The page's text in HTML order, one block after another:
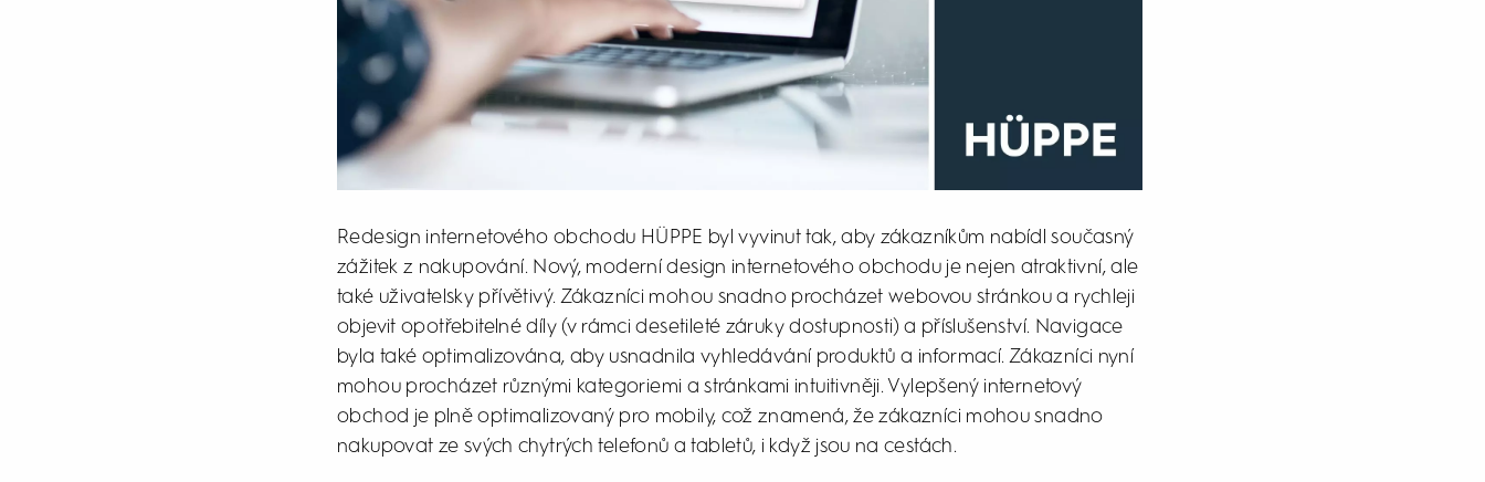
Redesign internetového obchodu HÜPPE byl vyvinut tak, aby zákazníkům nabídl současný
zážitek z nakupování. Nový, moderní design internetového obchodu je nejen atraktivní, ale
také uživatelsky přívětivý. Zákazníci mohou snadno procházet webovou stránkou a rychleji
objevit opotřebitelné díly (v rámci desetileté záruky dostupnosti) a příslušenství. Navigace
byla také optimalizována, aby usnadnila vyhledávání produktů a informací. Zákazníci nyní
mohou procházet různými kategoriemi a stránkami intuitivněji. Vylepšený internetový
obchod je plně optimalizovaný pro mobily, což znamená, že zákazníci mohou snadno
nakupovat ze svých chytrých telefonů a tabletů, i když jsou na cestách.